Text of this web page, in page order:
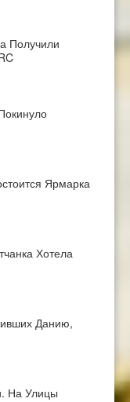
Получили
Ярмарка
Хотела
Данию,
На Улицы